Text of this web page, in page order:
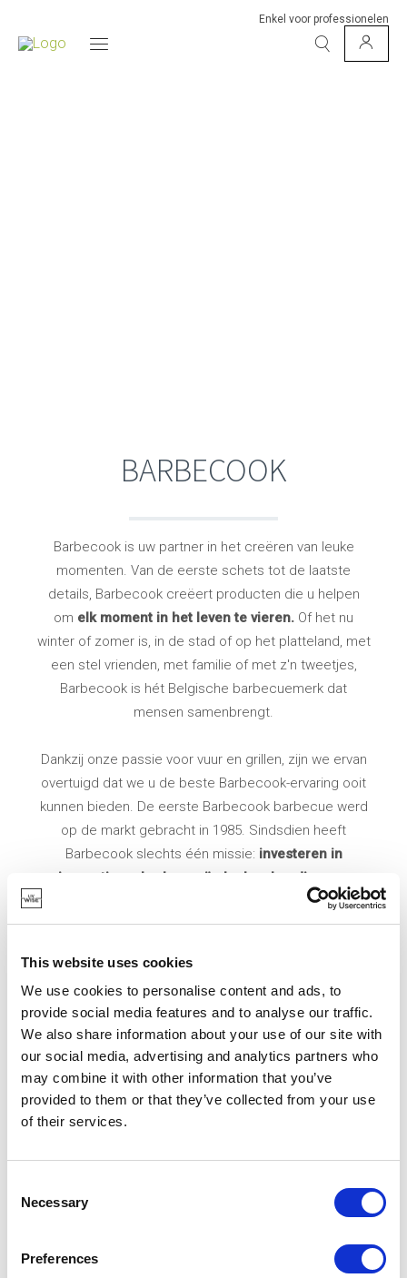
This website uses cookies
We use cookies to personalise content and ads, to
provide social media features and to analyse our traffic.
We also share information about your use of our site with
our social media, advertising and analytics partners who
may combine it with other information that you’ve
provided to them or that they’ve collected from your use
of their services.
Selection
Necessary
Preferences
Enkel voor professionelen
BARBECOOK
Barbecook is uw partner in het creëren van leuke
momenten. Van de eerste schets tot de laatste
details, Barbecook creëert producten die u helpen
om elk moment in het leven te vieren. Of het nu
winter of zomer is, in de stad of op het platteland, met
een stel vrienden, met familie of met z'n tweetjes,
Barbecook is hét Belgische barbecuemerk dat
mensen samenbrengt.
Dankzij onze passie voor vuur en grillen, zijn we ervan
overtuigd dat we u de beste Barbecook-ervaring ooit
kunnen bieden. De eerste Barbecook barbecue werd
op de markt gebracht in 1985. Sindsdien heeft
Barbecook slechts één missie: investeren in
innovatie en barbecueën leuker, handiger en
We proberen esthetische en
gebruiksvriendelijke oplossingen te vinden, met
elke levensfase.
Ons uitgebreid assortiment barbecues bestaat uit
houtskool-, gas-, elektrische en meeneembarbecues,
maar ook uit plancha's, rookovens, vuurschalen en een
ruim assortiment barbecue-accessoires.
leven, aan het samenzijn, aan lang en gezellig tafelen
Barbecook, de smaak van plezier!